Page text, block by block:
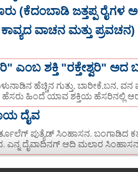
(ಕೆದಂಬಾಡಿ ಜತ್ತಪ್ಪ
ವಾಚನ ಮತ್ತು ಪ್ರವಚನ)
ಎಂಬ ಶಕ್ತಿ "ರಕ್ತೇಶ್ವರಿ" ಅದ
ಹೆಚ್ಚಿನ ಗುತ್ತು, ಬಾರೀಕೆ,ಬನ,
ಹಿಂದೆ ಯಾವ ಶಕ್ತಿಯ ಹೆಸರಿನಲ್ಲಿ
ದೈವ
ಪುತ್ಯೆಡ್ ಸಿಂಹಾಸನ. ಬಂಗಾಡಿದ
ಎನ್ನ ದೈವಾದಿನಗ್ ಆದಿ ಮಲಾರ ಸಿಂಹಾಸನ.